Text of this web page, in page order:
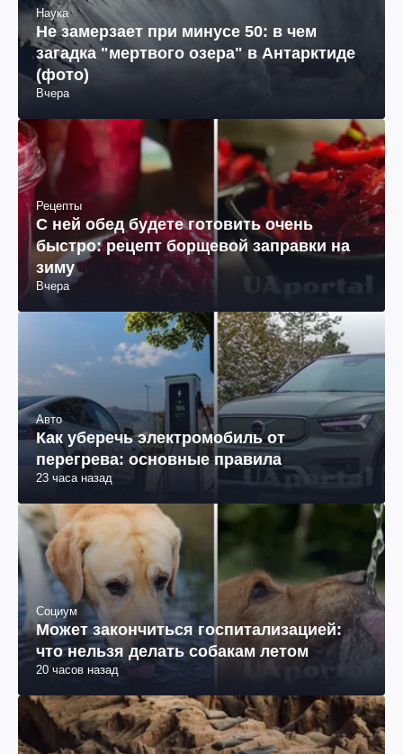
Наука
Не замерзает при минусе 50: в чем
загадка "мертвого озера" в Антарктиде
(фото)
Вчера
Рецепты
С ней обед будете готовить очень
быстро: рецепт борщевой заправки на
зиму
Вчера
Авто
Как уберечь электромобиль от
перегрева: основные правила
23 часа назад
Социум
Может закончиться госпитализацией:
что нельзя делать собакам летом
20 часов назад